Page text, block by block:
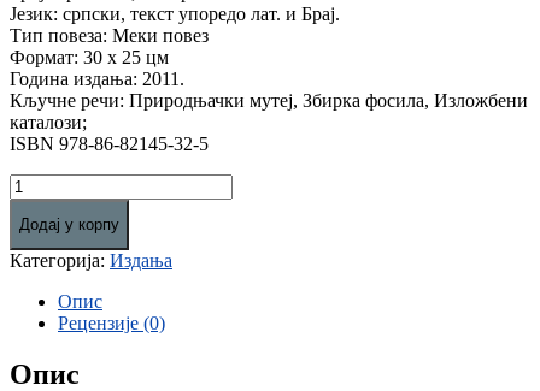
Језик: српски, текст упоредо лат. и Брај.
Тип повеза: Меки пoвез
Формат: 30 x 25 цм
Година издања: 2011.
Кључне речи: Природњачки мутеј, Збирка фосила, Изложбени
каталози;
ISBN 978-86-82145-32-5
Из
света
природе
количина
Додај у корпу
Категорија: Издања
Опис
Рецензије (0)
Опис